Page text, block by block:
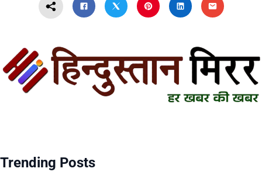
Trending Posts